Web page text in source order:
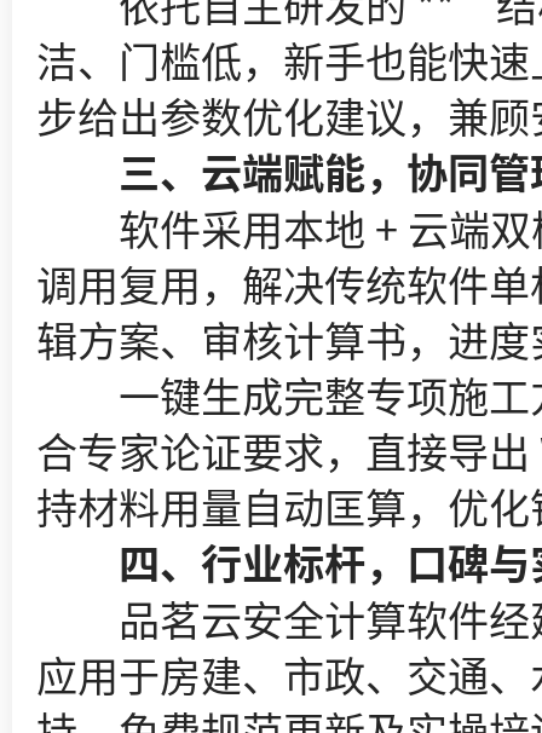
洁、门槛低，新手也能快
步给出参数优化建议，兼
三、云端赋能，协同管
软件采用本地 + 云端双
调用复用，解决传统软件
辑方案、审核计算书，进
一键生成完整专项施工
合专家论证要求，直接导
持材料用量自动匡算，优
四、行业标杆，口碑与
品茗云安全计算软件经
应用于房建、市政、交通